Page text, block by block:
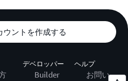
ウントを作成する
デベロッパー
Builder
ヘルプ
お問い